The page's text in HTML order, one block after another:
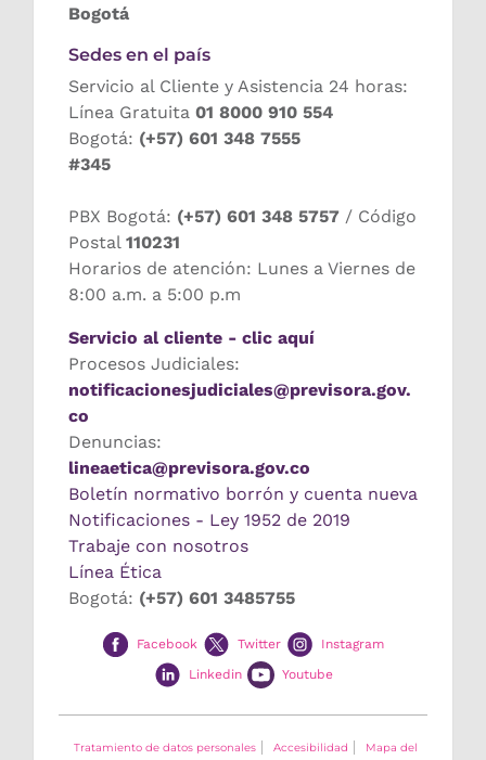
Bogotá
Sedes en el país
Servicio al Cliente y Asistencia 24 horas:
Línea Gratuita 01 8000 910 554
Bogotá: (+57) 601 348 7555
#345
PBX Bogotá: (+57) 601 348 5757 / Código
Postal 110231
Horarios de atención: Lunes a Viernes de
8:00 a.m. a 5:00 p.m
Servicio al cliente - clic aquí
Procesos Judiciales:
notificacionesjudiciales@previsora.gov.
co
Denuncias:
lineaetica@previsora.gov.co
Boletín normativo borrón y cuenta nueva
Notificaciones - Ley 1952 de 2019
Trabaje con nosotros
Línea Ética
Bogotá: (+57) 601 3485755
Facebook Twitter
Instagram
Linkedin
Youtube
Tratamiento de datos personales Accesibilidad Mapa del